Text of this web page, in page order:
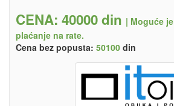
CENA: 40000 din | Moguće je
plaćanje na rate.
Cena bez popusta: 50100 din